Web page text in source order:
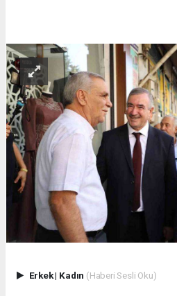
Erkek| Kadın (Haberi Sesli Oku)